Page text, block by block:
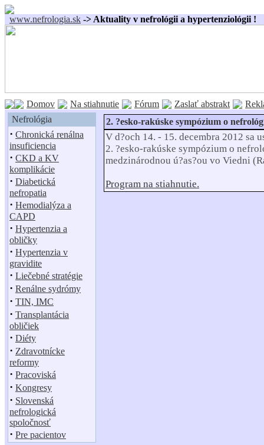
www.nefrologia.sk -> Aktuality v nefrológii a hypertenziológii !
Domov Na stiahnutie Fórum Zaslať abstrakt
Nefrológia
· Chronická renálna
insuficiencia
· CKD a KV
komplikácie
· Diabetická
nefropatia
· Hemodialýza a
CAPD
· Hypertenzia a
obličky
· Hypertenzia v
gravidite
· Liečebné stratégie
· Renálne sydrómy
· TIN, IMC
· Transplantácia
obličiek
· Diéty
· Zdravotnícke
reformy
· Pracoviská
· Kongresy
· Slovenská
nefrologická
spoločnosť
· Pre pacientov
2. ?esko-rakúske sympózium o
V d?och 14. - 15. decembra 2012 sa
2. ?esko-rakúske sympózium o
medzinárodnou ú?as?ou vo Viedni
Program na stiahnutie.